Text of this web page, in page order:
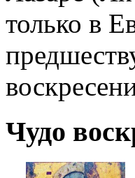
только в
Чудо